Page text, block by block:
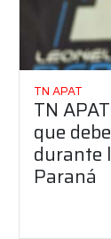
TN APAT
TN
que
durante
Paraná